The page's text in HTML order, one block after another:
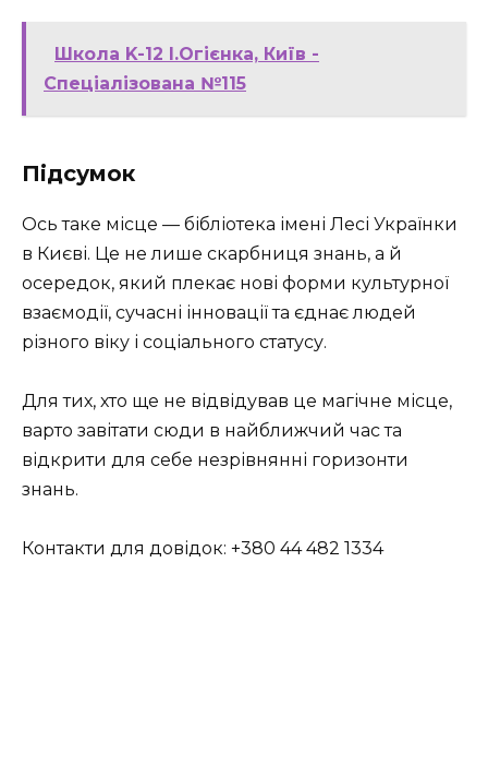
Школа K-12 І.Огієнка, Київ -
Спеціалізована №115
Підсумок
Ось таке місце — бібліотека імені Лесі Українки
в Києві. Це не лише скарбниця знань, а й
осередок, який плекає нові форми культурної
взаємодії, сучасні інновації та єднає людей
різного віку і соціального статусу.
Для тих, хто ще не відвідував це магічне місце,
варто завітати сюди в найближчий час та
відкрити для себе незрівнянні горизонти
знань.
Контакти для довідок: +380 44 482 1334